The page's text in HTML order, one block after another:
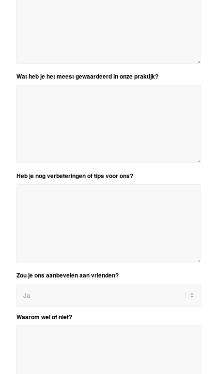
Wat heb je het meest gewaardeerd in onze praktijk?
Heb je nog verbeteringen of tips voor ons?
Zou je ons aanbevelen aan vrienden?
Waarom wel of niet?